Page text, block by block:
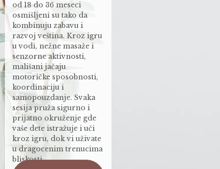
od 18 do 36 meseci
osmišljeni su tako da
kombinuju zabavu i
razvoj veština. Kroz igru
u vodi, nežne masaže i
senzorne aktivnosti,
mališani jačaju
motoričke sposobnosti,
koordinaciju i
samopouzdanje. Svaka
sesija pruža sigurno i
prijatno okruženje gde
vaše dete istražuje i uči
kroz igru, dok vi uživate
u dragocenim trenucima
bliskosti.